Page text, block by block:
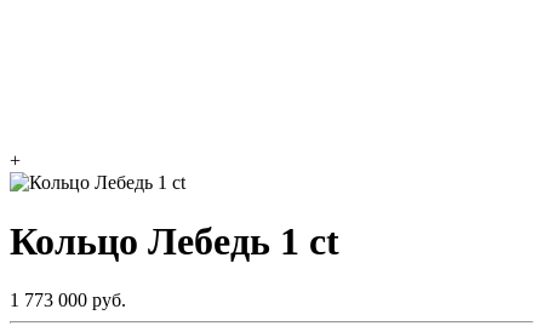
+
Кольцо Лебедь 1 ct
1 773 000 руб.